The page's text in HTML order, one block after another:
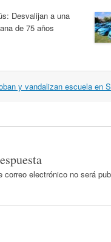
Desvalijan a una
de 75 años
y vandalizan escuela en
correo electrónico no será